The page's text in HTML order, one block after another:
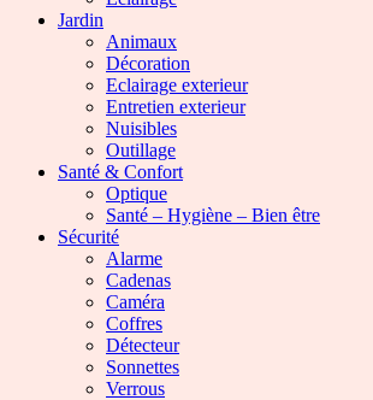
Jardin
Animaux
Décoration
Eclairage exterieur
Entretien exterieur
Nuisibles
Outillage
Santé & Confort
Optique
Santé – Hygiène – Bien être
Sécurité
Alarme
Cadenas
Caméra
Coffres
Détecteur
Sonnettes
Verrous